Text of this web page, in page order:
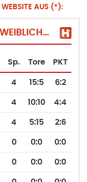
WEBSITE AUS (*):
ODENWALD-SPESSART - WEIBLICHE JUGEND E (ODENWALD-SPESSART 2024/2025)
Sp. Tore PKT
4 15:5 6:2
4 10:10 4:4
4 5:15 2:6
0 0:0 0:0
0 0:0 0:0